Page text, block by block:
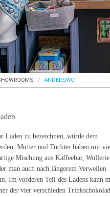
ANDERSWO
Laden zu bezeichnen, würde dem
Mutter und Tochter haben mit
Mischung aus Kaffeebar, Wollerie
man auch nach längerem Verweilen
Im vorderen Teil des Ladens kann
der vier verschieden